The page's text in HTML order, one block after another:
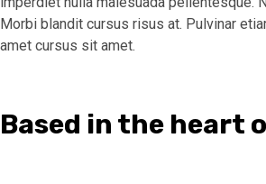
Morbi blandit cursus risus at. Pulvinar
amet cursus sit amet.
Based in the heart